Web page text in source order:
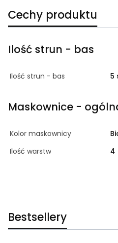
Cechy produktu
Ilość strun - bas
Ilość strun - bas 5
Maskownice -
Kolor maskownicy
Ilość warstw
4
Bestsellery